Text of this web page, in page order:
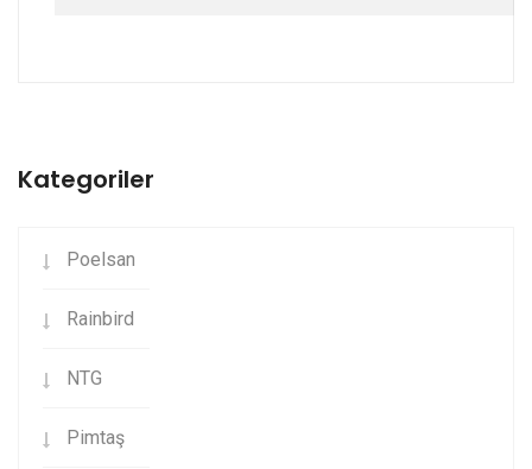
Kategoriler
Poelsan
Rainbird
NTG
Pimtaş